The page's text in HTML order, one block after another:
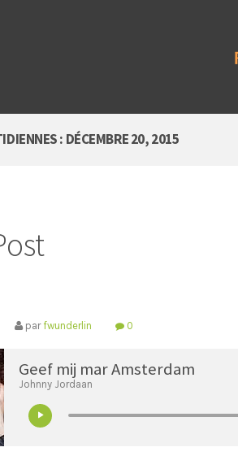
: DÉCEMBRE 20, 2015
parfwunderlin 0
Geef mij mar Amsterdam
Johnny Jordaan